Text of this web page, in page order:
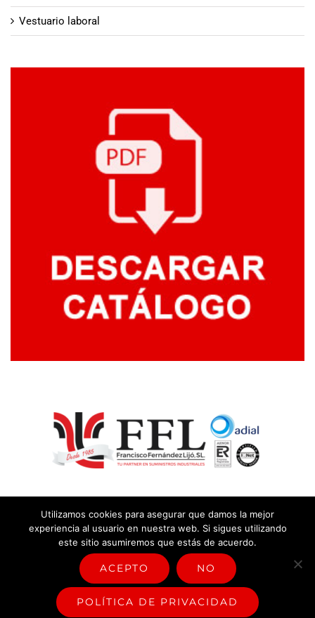
Vestuario laboral
2026 |Aviso legal y política de privacidad
sistema de gestión
Utilizamos cookies para asegurar que damos la mejor
experiencia al usuario en nuestra web. Si sigues utilizando
este sitio asumiremos que estás de acuerdo.
ACEPTO NO
POLÍTICA DE PRIVACIDAD